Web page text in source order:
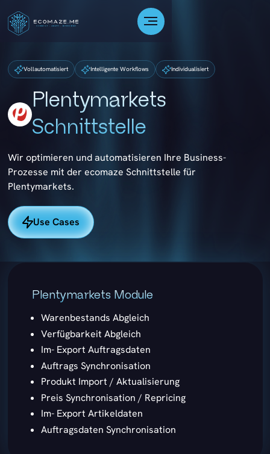
Vollautomatisiert Intelligente Workflows Individualisiert
Plentymarkets
Schnittstelle
Wir optimieren und automatisieren Ihre Business-
Prozesse mit der ecomaze Schnittstelle für
Plentymarkets.
Use Cases
Plentymarkets Module
Warenbestands Abgleich
Verfügbarkeit Abgleich
Im- Export Auftragsdaten
Auftrags Synchronisation
Produkt Import / Aktualisierung
Preis Synchronisation / Repricing
Im- Export Artikeldaten
Auftragsdaten Synchronisation